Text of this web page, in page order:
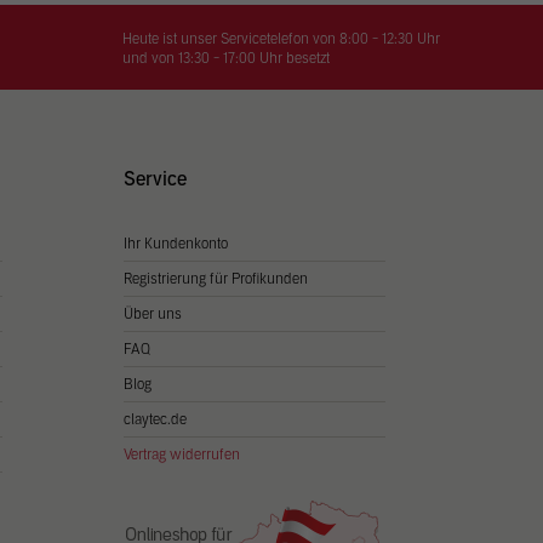
Heute ist unser Servicetelefon von 8:00 - 12:30 Uhr
und von 13:30 - 17:00 Uhr besetzt
Service
Ihr Kundenkonto
Registrierung für Profikunden
Über uns
FAQ
Blog
claytec.de
Vertrag widerrufen
Sie